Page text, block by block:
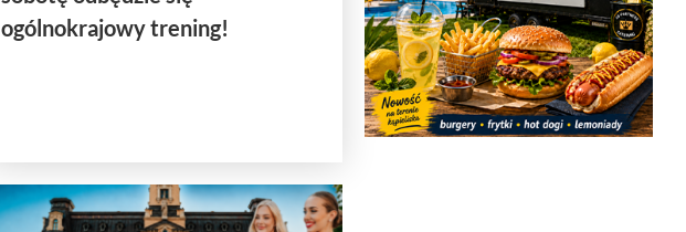
ogólnokrajowy trening!